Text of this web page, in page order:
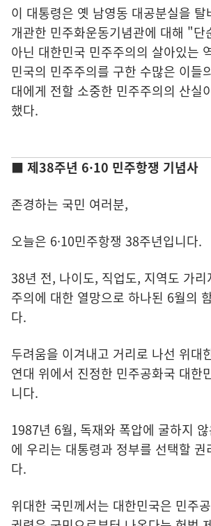
이 대통령은 옛 남영동 대공분실을
개관한 민주화운동기념관에 대해 "단
아닌 대한민국 민주주의의 살아있는
민국의 민주주의를 구한 수많은 이들
대에게 전할 소중한 민주주의의 산실
했다.
■ 제38주년 6·10 민주항쟁 기념사
존경하는 국민 여러분,
오늘은 6·10민주항쟁 38주년입니다.
38년 전, 나이도, 직업도, 지역도 가
주의에 대한 열망으로 하나된 6월의
다.
두려움을 이겨내고 거리로 나선 위대
연대 위에서 진정한 민주공화국 대한
니다.
1987년 6월, 독재와 폭압에 굴하지
에 우리는 대통령과 정부를 선택할 권
다.
위대한 국민께서는 대한민국은 민주